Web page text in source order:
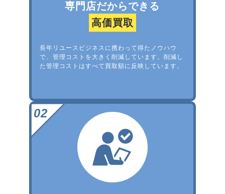
専門店だからできる
高価買取
長年リユースビジネスに携わって得たノウハウ
で、管理コストを大きく削減しています。削減し
た管理コストはすべて買取額に反映しています。